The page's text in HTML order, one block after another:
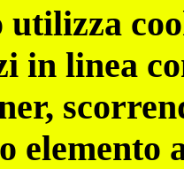
utilizza
in linea
elemento